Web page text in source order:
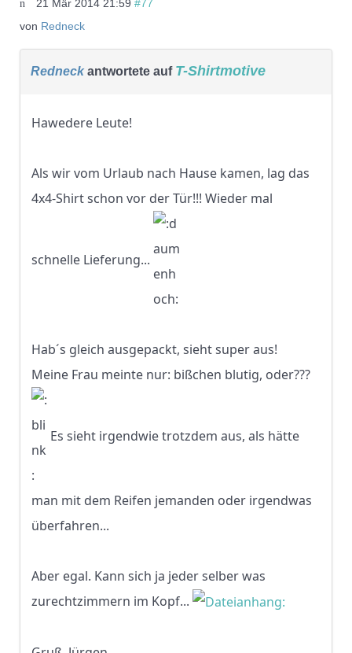
21 Mär 2014 21:59 #77
von Redneck
Redneckantwortete auf T-Shirtmotive
Hawedere Leute!
Als wir vom Urlaub nach Hause kamen, lag das
4x4-Shirt schon vor der Tür!!! Wieder mal
schnelle Lieferung...
Hab´s gleich ausgepackt, sieht super aus!
Meine Frau meinte nur: bißchen blutig, oder???
Es sieht irgendwie trotzdem aus, als hätte
man mit dem Reifen jemanden oder irgendwas
überfahren...
Aber egal. Kann sich ja jeder selber was
zurechtzimmern im Kopf...